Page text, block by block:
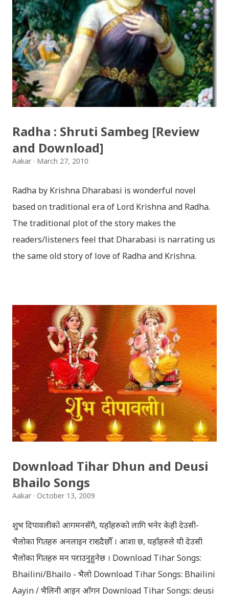
नगन / haina vane nepali navana - Gopal Yonjan
Download Patriotic Nepali Song: जहाँ छन् बुध्दका आँखा /
jaha chhan buddha ka aakha - bhaktaraj acharya
Download Patriotic Nepali Song: नेपालले के गर्यो मलाई, भन्न
छोडिदेउ Download: रातो र चन्द्र सुर्य / raato ra chandra
surya (रचनाकार: गोपाल प्रसाद रिमाल, गायक: फत्तेमान, संगीत:
अम्बर गुरुङ) Download: सयथरि बाजा एउटै ताल / saya thari
मरेपनि मेरो देश बाँचिराखोस / ma marepan...
Radha : Shruti Sambeg [Review
and Download]
Aakar March 27, 2010
Radha by Krishna Dharabasi is wonderful novel
based on traditional era of Lord Krishna and Radha.
The traditional plot of the story makes the
readers/listeners feel that Dharabasi is narrating us
the same old story of love of Radha and Krishna.
it speaks of so many hidden things that we will be
amazed while ending it up. Radha and Krishna are
the eternal lovers. Lord Krishna and Radha are
together since childhood. But in teenage they are
separated (as in the traditional story) and Lord
Krishna has to go away leaving Vindraban for
fulfilling the task for which he has taken birth.This
brings tragedy to Radha and all the people in
Vindraban. Radha waits for Krishna to arrive but he
Later she sets out as a Yogini in a long voyage to
search self, leaving her parents. She is accompanied
by her friend Bisakha everywhere she went. Radha
faces...
Download Tihar Dhun and Deusi
Bhailo Songs
Aakar October 13, 2009
शुभ दिपावलीको आगमनसँगै, यहाँहरुको लागि भनेर केही देउसी-
भैलोका गितहरु अनलाइन राख्दैछौँ । आशा छ, यहाँहरुले यी देउसी
भैलोका गितहरु मन पराउनुहुनेछ । Download Tihar Songs:
Bhailini/Bhailo - भैलो Download Tihar Songs: Bhailini
Aayin / भैलिनी आइन आँगन Download Tihar Songs: deusi